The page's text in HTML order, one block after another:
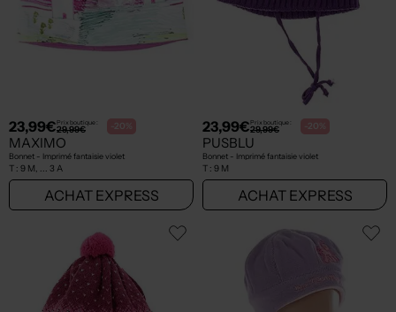
23,99€Prix boutique :
29,99€ -20%
MAXIMO
Bonnet - Imprimé fantaisie violet
T : 9 M, ... 3 A
ACHAT EXPRESS
23,99€Prix boutique :
29,99€ -20%
PUSBLU
Bonnet - Imprimé fantaisie violet
T : 9 M
ACHAT EXPRESS